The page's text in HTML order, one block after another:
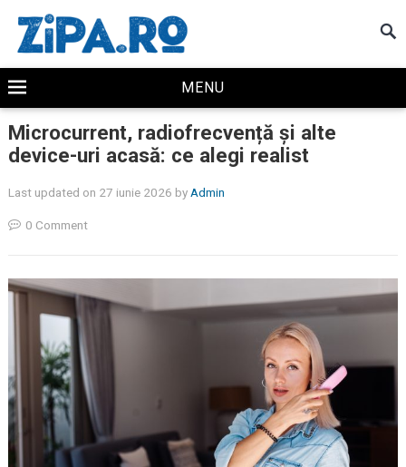
MENU
Microcurrent, radiofrecvență și alte
device-uri acasă: ce alegi realist
Last updated on 27 iunie 2026 by Admin
0 Comment